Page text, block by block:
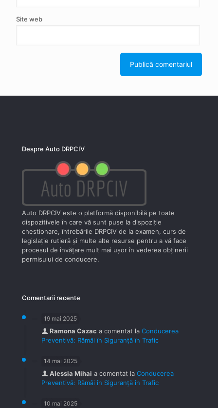
Site web
Despre Auto DRPCIV
Auto DRPCIV este o platformă disponibilă pe toate
dispozitivele în care vă sunt puse la dispoziţie
chestionare, întrebările DRPCIV de la examen, curs de
legislaţie rutieră şi multe alte resurse pentru a vă face
procesul de învăţare mult mai uşor în vederea obţinerii
permisului de conducere.
Comentarii recente
19 mai 2025
Ramona Cazac a comentat la Conducerea
Preventivă: Rămâi în Siguranță în Trafic
14 mai 2025
Alessia Mihai a comentat la Conducerea
Preventivă: Rămâi în Siguranță în Trafic
10 mai 2025